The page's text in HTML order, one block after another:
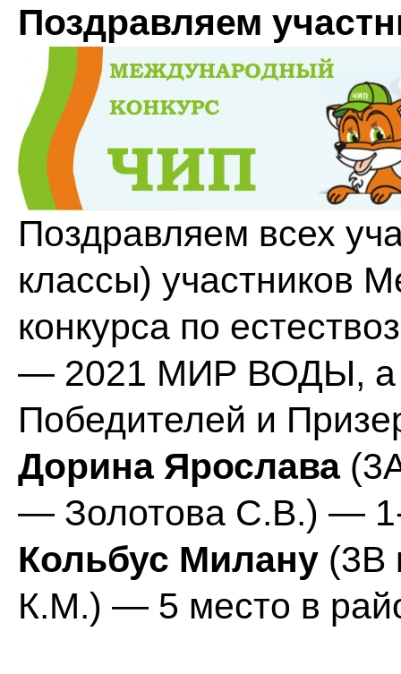
Поздравляем
Поздравляем всех
классы) участников
конкурса по
— 2021 МИР ВОДЫ, а
Победителей и
Дорина Ярослава
— Золотова С.В.) —
Кольбус Милану (3В
К.М.) — 5 место в